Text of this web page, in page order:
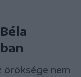
öröksége nem